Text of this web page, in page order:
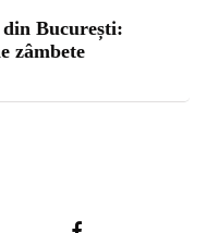
București:
zâmbete